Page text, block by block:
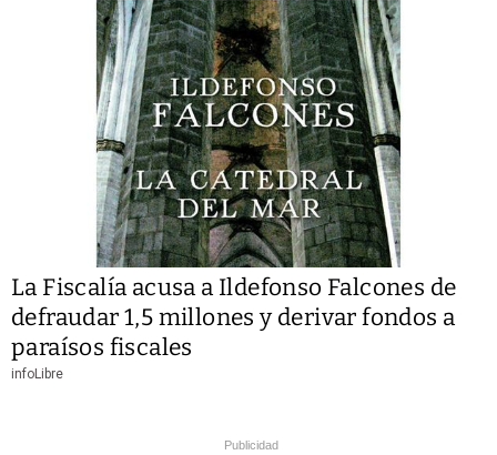
La Fiscalía acusa a Ildefonso Falcones de
defraudar 1,5 millones y derivar fondos a
paraísos fiscales
infoLibre
Publicidad